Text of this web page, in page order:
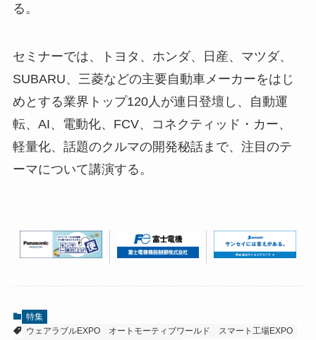
る。
セミナーでは、トヨタ、ホンダ、日産、マツダ、
SUBARU、三菱などの主要自動車メーカーをはじ
めとする業界トップ120人が連日登壇し、自動運
転、AI、電動化、FCV、コネクティッド・カー、
軽量化、話題のクルマの開発秘話まで、注目のテ
ーマについて講演する。
特集
ウェアラブルEXPO
オートモーティブワールド
スマート工場EXPO